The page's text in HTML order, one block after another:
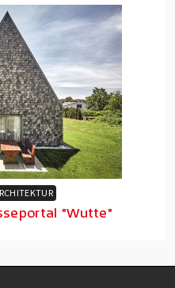
"Wutte"